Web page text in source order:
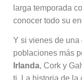
larga temporada
conocer todo su
Y si vienes de
poblaciones más
Irlanda, Cork y